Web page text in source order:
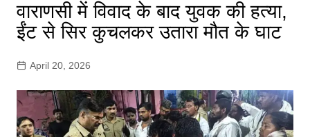
वाराणसी में विवाद के बाद युवक की हत्या,
ईंट से सिर कुचलकर उतारा मौत के घाट
April 20, 2026